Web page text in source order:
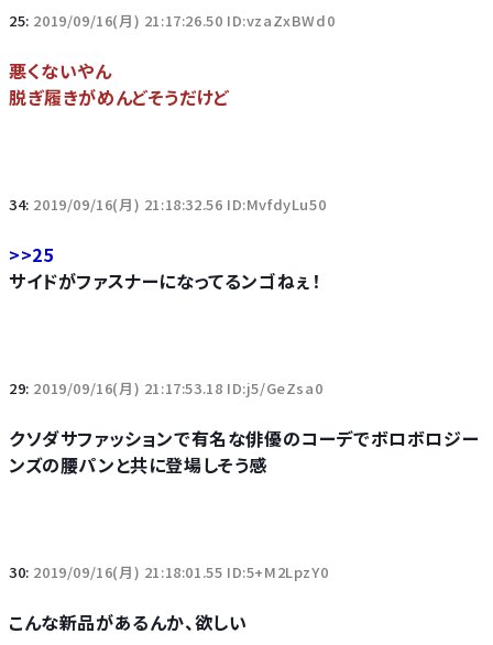
25: 2019/09/16(月) 21:17:26.50 ID:vzaZxBWd0
悪くないやん
脱ぎ履きがめんどそうだけど
34: 2019/09/16(月) 21:18:32.56 ID:MvfdyLu50
>>25
サイドがファスナーになってるンゴねぇ！
29: 2019/09/16(月) 21:17:53.18 ID:j5/GeZsa0
クソダサファッションで有名な俳優のコーデでボロボロジー
ンズの腰パンと共に登場しそう感
30: 2019/09/16(月) 21:18:01.55 ID:5+M2LpzY0
こんな新品があるんか、欲しい